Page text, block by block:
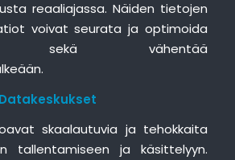
reaaliajassa. Näiden tietojen
voivat seurata ja optimoida
sekä vähentää
skaalautuvia ja tehokkaita
tallentamiseen ja käsittelyyn.